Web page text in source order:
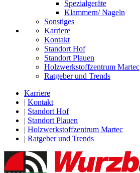
Spezialgeräte
Klammern/ Nageln
Sonstiges
Karriere
Kontakt
Standort Hof
Standort Plauen
Holzwerkstoffzentrum Martec
Ratgeber und Trends
Karriere
| Kontakt
| Standort Hof
| Standort Plauen
| Holzwerkstoffzentrum Martec
| Ratgeber und Trends